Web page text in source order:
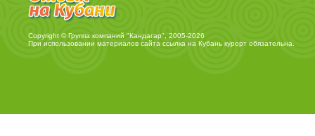
Copyright © Группа компаний "Кандагар", 2005-2026
При использовании материалов сайта ссылка на Кубань курортобязательна.